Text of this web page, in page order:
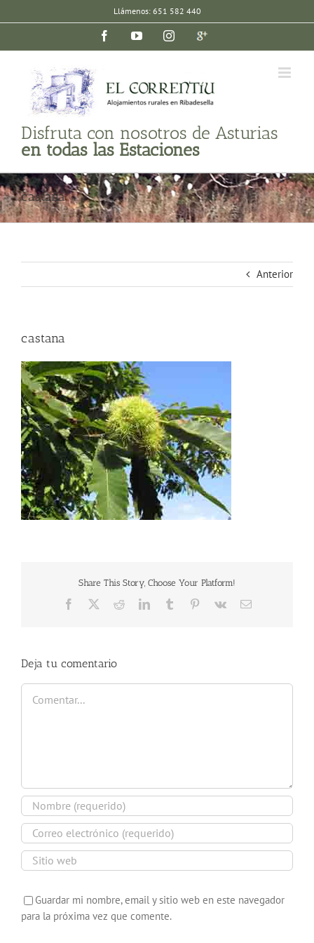
al
Llámenos: 651 582 440
FacebookYouTubeInstagram
Google
Disfruta con nosotros de Asturias
en todas las Estaciones
castana
Anterior
castana
Share This Story, Choose Your Platform!
Facebook RedditLinkedInTumblr Pinterest
Vk
Correo
Deja tu comentario
Comentar
Guardar mi nombre, email y sitio web en este navegador
para la próxima vez que comente.